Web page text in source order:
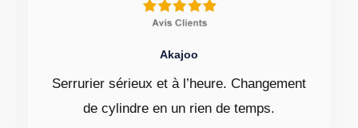
Akajoo
Serrurier sérieux et à l’heure. Changement
de cylindre en un rien de temps.